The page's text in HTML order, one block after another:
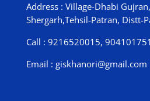
Address : Village-Dhabi
Shergarh,Tehsil-Patran, Distt-
Call : 9216520015,
Email : giskhanori@gmail.com